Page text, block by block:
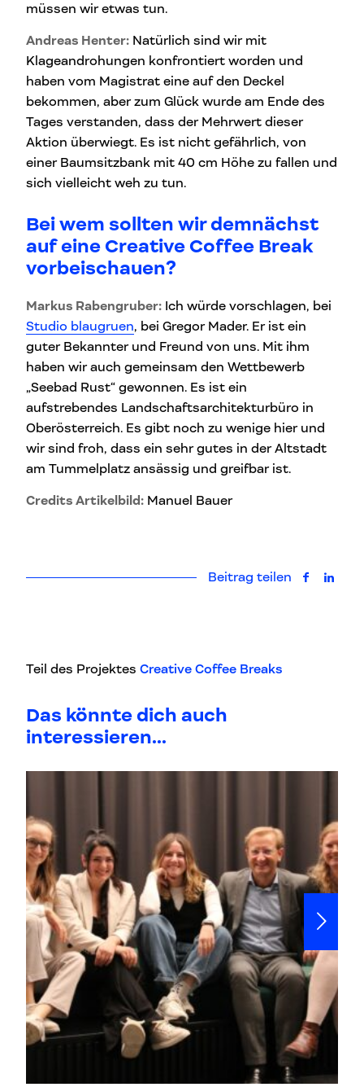
Teil des Projektes Creative Coffee Breaks
müssen wir etwas tun.
Andreas Henter: Natürlich sind wir mit
Klageandrohungen konfrontiert worden und
haben vom Magistrat eine auf den Deckel
bekommen, aber zum Glück wurde am Ende des
Tages verstanden, dass der Mehrwert dieser
Aktion überwiegt. Es ist nicht gefährlich, von
einer Baumsitzbank mit 40 cm Höhe zu fallen und
sich vielleicht weh zu tun.
Bei wem sollten wir demnächst
auf eine Creative Coffee Break
vorbeischauen?
Markus Rabengruber: Ich würde vorschlagen, bei
Studio blaugruen, bei Gregor Mader. Er ist ein
guter Bekannter und Freund von uns. Mit ihm
haben wir auch gemeinsam den Wettbewerb
„Seebad Rust“ gewonnen. Es ist ein
aufstrebendes Landschaftsarchitekturbüro in
Oberösterreich. Es gibt noch zu wenige hier und
wir sind froh, dass ein sehr gutes in der Altstadt
am Tummelplatz ansässig und greifbar ist.
Credits Artikelbild: Manuel Bauer
Beitrag teilen auf auf
Das könnte dich auch
interessieren...